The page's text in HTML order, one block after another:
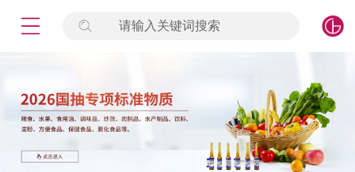
请输入关键词搜索
标准物质
产品专项